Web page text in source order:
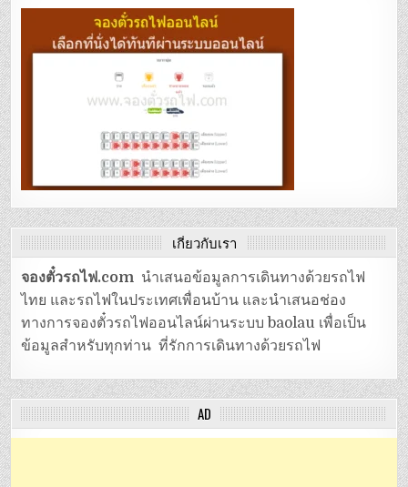
เกี่ยวกับเรา
จองตั๋วรถไฟ.com นำเสนอข้อมูลการเดินทางด้วยรถไฟ
ไทย และรถไฟในประเทศเพื่อนบ้าน และนำเสนอช่อง
ทางการจองตั๋วรถไฟออนไลน์ผ่านระบบ baolau เพื่อเป็น
ข้อมูลสำหรับทุกท่าน ที่รักการเดินทางด้วยรถไฟ
AD